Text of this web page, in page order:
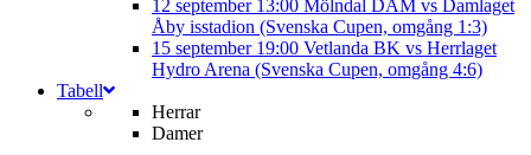
12 september 13:00 Mölndal DAM vs Damlaget
Åby isstadion (Svenska Cupen, omgång 1:3)
15 september 19:00 Vetlanda BK vs Herrlaget
Hydro Arena (Svenska Cupen, omgång 4:6)
Tabell
Herrar
Damer